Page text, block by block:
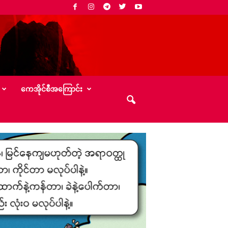
‌ကေအိုင်စီအ‌ကြောင်း